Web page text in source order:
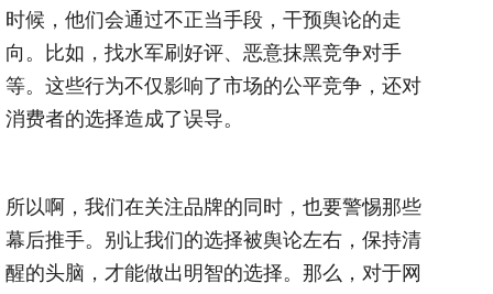
时候，他们会通过不正当手段，干预舆论的走
向。比如，找水军刷好评、恶意抹黑竞争对手
等。这些行为不仅影响了市场的公平竞争，还对
消费者的选择造成了误导。
所以啊，我们在关注品牌的同时，也要警惕那些
幕后推手。别让我们的选择被舆论左右，保持清
醒的头脑，才能做出明智的选择。那么，对于网